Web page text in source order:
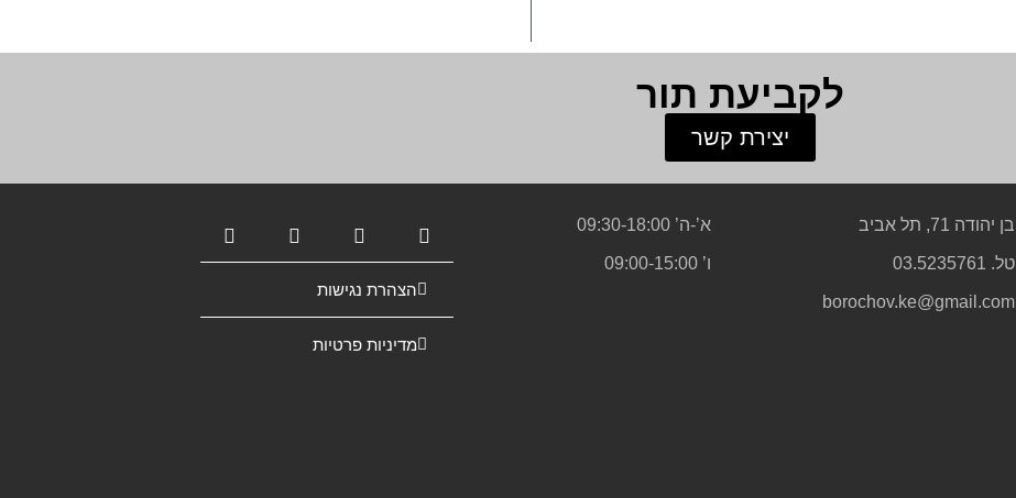
לקביעת תור
יצירת קשר
בן יהודה 71, תל אביב
טל. 03.5235761
borochov.ke@gmail.com
א’-ה’ 09:30-18:00
ו’ 09:00-15:00
הצהרת נגישות
מדיניות פרטיות